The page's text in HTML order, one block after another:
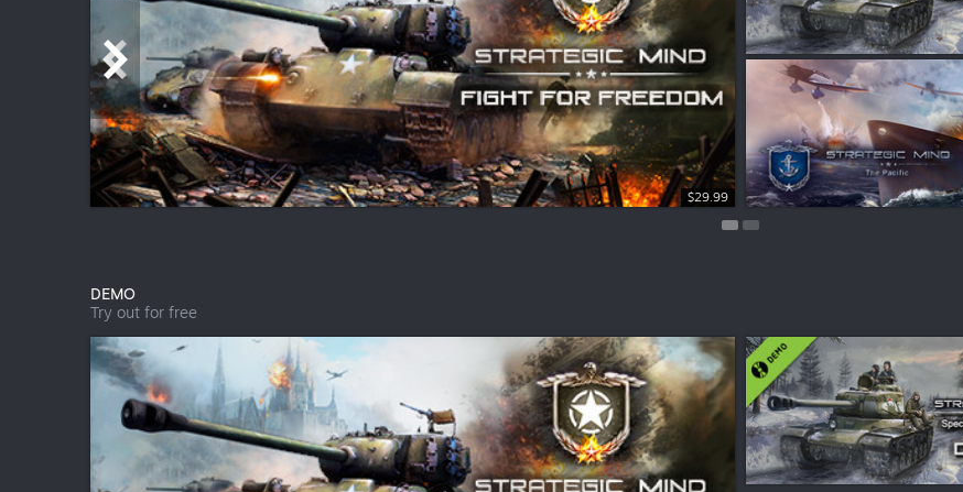
$29.99
$5.99
DEMO
Try out for free